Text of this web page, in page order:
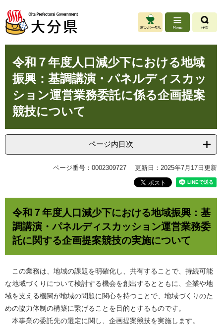
ジ
先
ュ
を
令和７年度人口減少下における地域
振興：基調講演・パネルディスカッ
ション運営業務委託に係る企画提案
競技について
ページ内目次
ページ番号：0002309727 更新日：2025年7月17日更新
令和７年度人口減少下における地域振興：基
調講演・パネルディスカッション運営業務委
託に関する企画提案競技の実施について
この業務は、地域の課題を明確化し、共有することで、持続可能
な地域づくりについて検討する機会を創出するとともに、企業や地
域を支える機関が地域の問題に関心を持つことで、地域づくりのた
めの協力体制の構築に繋げることを目的とするものです。
本事業の委託先の選定に関し、企画提案競技を実施します。